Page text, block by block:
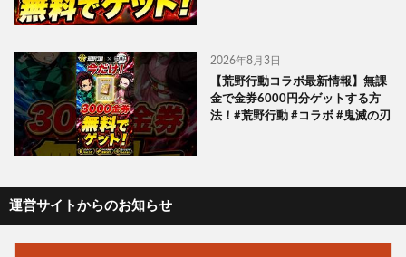
2026年8月3日
【荒野行動コラボ最新情報】無課
金で金券6000円分ゲットする方
法！#荒野行動 #コラボ #鬼滅の刃
運営サイトからのお知らせ